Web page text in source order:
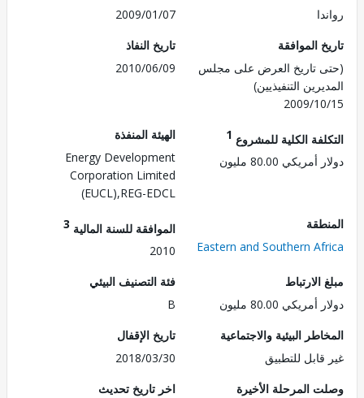
2009/01/07
الموافقة
تاريخ العرض على مجلس
التنفيذيين)
2009/
تاريخ النفاذ
2010/06/09
الكلية للمشروع1
80.00 مليون
الهيئة المنفذة
Energy Development
Corporation Limited
(EUCL),REG-EDCL
Eastern and Southern
الموافقة للسنة المالية3
2010
80.00 مليون
فئة التصنيف البيئي
البيئية والاجتماعية
للتطبيق
تاريخ الإقفال
2018/03/30
المرحلة الأخيرة
اخر تاريخ تحديث